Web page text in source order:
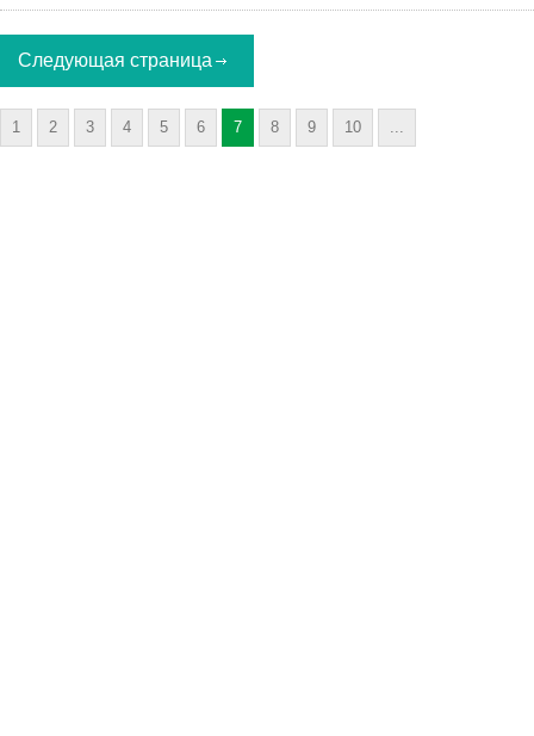
Следующая страница
1 2 3 4 5 6 7 8 9 10 ...